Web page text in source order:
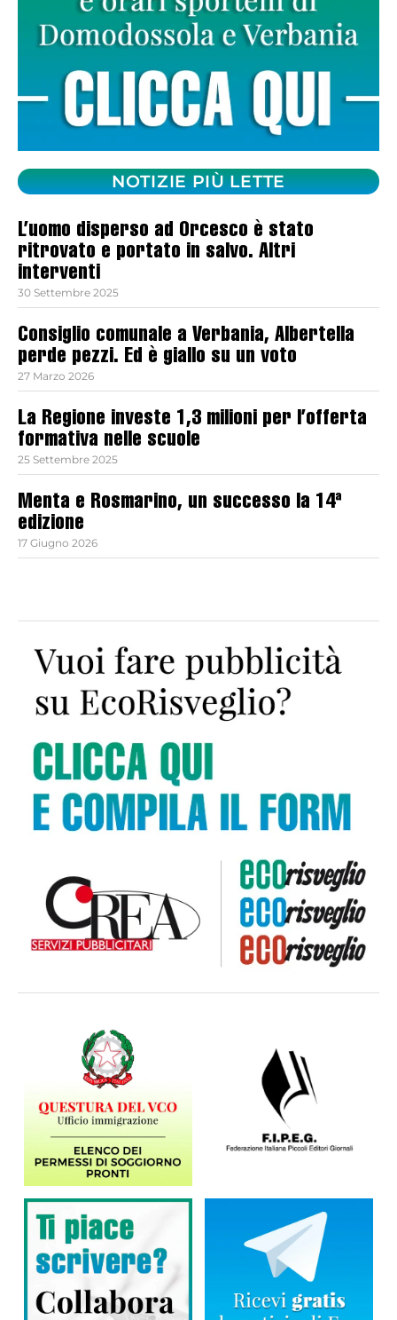
NOTIZIE PIÙ LETTE
L’uomo disperso ad Orcesco è stato
ritrovato e portato in salvo. Altri
interventi
30 Settembre 2025
Consiglio comunale a Verbania, Albertella
perde pezzi. Ed è giallo su un voto
27 Marzo 2026
La Regione investe 1,3 milioni per l’offerta
formativa nelle scuole
25 Settembre 2025
Menta e Rosmarino, un successo la 14ª
edizione
17 Giugno 2026